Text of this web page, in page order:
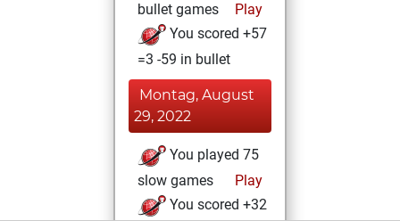
bullet games
Play
You scored +57
=3 -59 in bullet
Montag, August
29, 2022
You played 75
slow games
Play
You scored +32